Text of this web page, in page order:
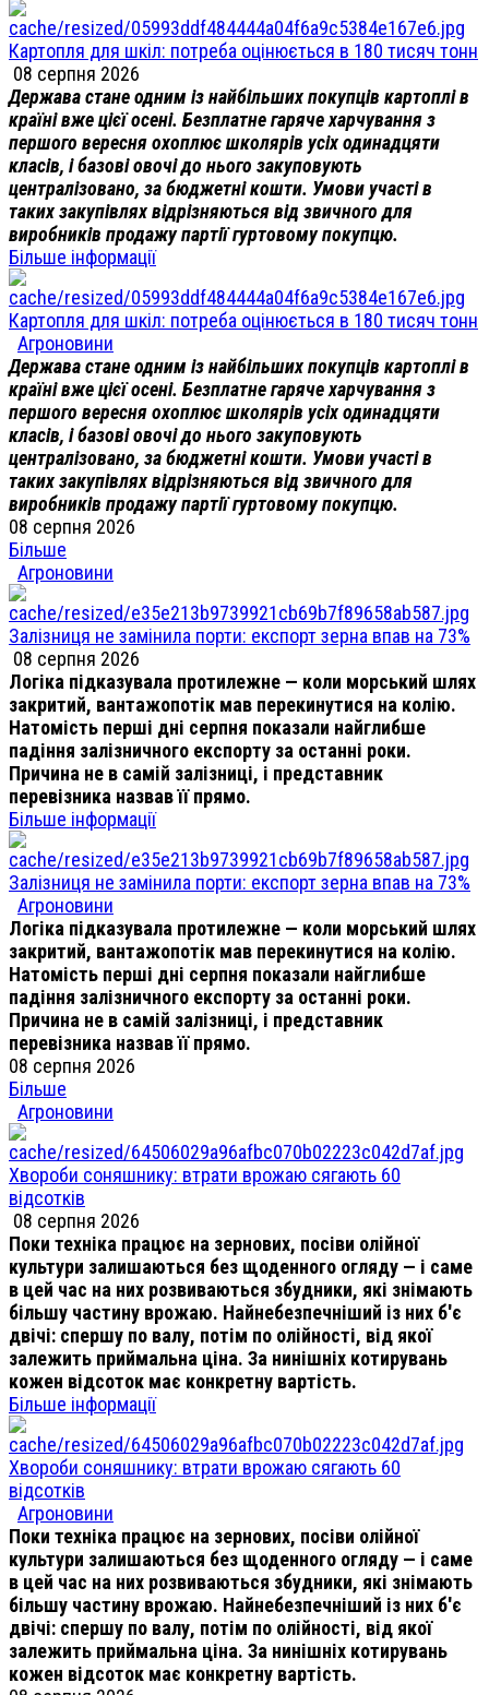
Картопля для шкіл: потреба оцінюється в 180 тисяч тонн
08 серпня 2026
Держава стане одним із найбільших покупців картоплі в
країні вже цієї осені. Безплатне гаряче харчування з
першого вересня охоплює школярів усіх одинадцяти
класів, і базові овочі до нього закуповують
централізовано, за бюджетні кошти. Умови участі в
таких закупівлях відрізняються від звичного для
виробників продажу партії гуртовому покупцю.
Більше інформації
Картопля для шкіл: потреба оцінюється в 180 тисяч тонн
Агроновини
Держава стане одним із найбільших покупців картоплі в
країні вже цієї осені. Безплатне гаряче харчування з
першого вересня охоплює школярів усіх одинадцяти
класів, і базові овочі до нього закуповують
централізовано, за бюджетні кошти. Умови участі в
таких закупівлях відрізняються від звичного для
виробників продажу партії гуртовому покупцю.
08 серпня 2026
Більше
Агроновини
Залізниця не замінила порти: експорт зерна впав на 73%
08 серпня 2026
Логіка підказувала протилежне — коли морський шлях
закритий, вантажопотік мав перекинутися на колію.
Натомість перші дні серпня показали найглибше
падіння залізничного експорту за останні роки.
Причина не в самій залізниці, і представник
перевізника назвав її прямо.
Більше інформації
Залізниця не замінила порти: експорт зерна впав на 73%
Агроновини
Логіка підказувала протилежне — коли морський шлях
закритий, вантажопотік мав перекинутися на колію.
Натомість перші дні серпня показали найглибше
падіння залізничного експорту за останні роки.
Причина не в самій залізниці, і представник
перевізника назвав її прямо.
08 серпня 2026
Більше
Агроновини
Хвороби соняшнику: втрати врожаю сягають 60
відсотків
08 серпня 2026
Поки техніка працює на зернових, посіви олійної
культури залишаються без щоденного огляду — і саме
в цей час на них розвиваються збудники, які знімають
більшу частину врожаю. Найнебезпечніший із них б'є
двічі: спершу по валу, потім по олійності, від якої
залежить приймальна ціна. За нинішніх котирувань
кожен відсоток має конкретну вартість.
Більше інформації
Хвороби соняшнику: втрати врожаю сягають 60
відсотків
Агроновини
Поки техніка працює на зернових, посіви олійної
культури залишаються без щоденного огляду — і саме
в цей час на них розвиваються збудники, які знімають
більшу частину врожаю. Найнебезпечніший із них б'є
двічі: спершу по валу, потім по олійності, від якої
залежить приймальна ціна. За нинішніх котирувань
кожен відсоток має конкретну вартість.